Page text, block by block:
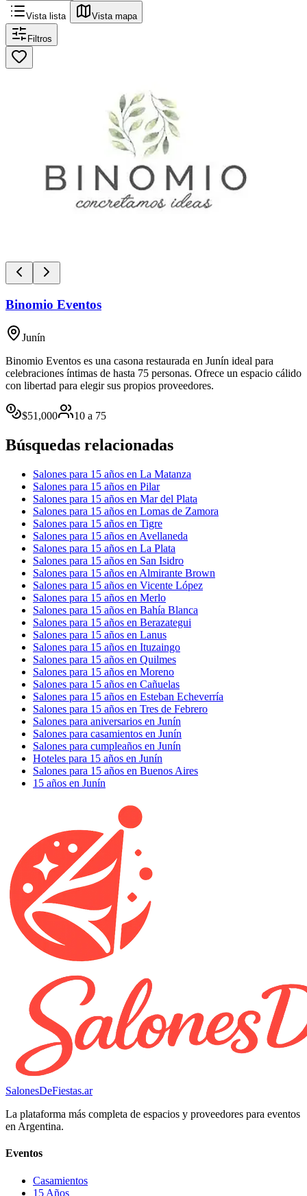
Vista lista Vista mapa
Filtros
Binomio Eventos
Junín
Binomio Eventos es una casona restaurada en Junín ideal para
celebraciones íntimas de hasta 75 personas. Ofrece un espacio cálido
con libertad para elegir sus propios proveedores.
$51,000 10 a 75
Búsquedas relacionadas
Salones para 15 años en La Matanza
Salones para 15 años en Pilar
Salones para 15 años en Mar del Plata
Salones para 15 años en Lomas de Zamora
Salones para 15 años en Tigre
Salones para 15 años en Avellaneda
Salones para 15 años en La Plata
Salones para 15 años en San Isidro
Salones para 15 años en Almirante Brown
Salones para 15 años en Vicente López
Salones para 15 años en Merlo
Salones para 15 años en Bahía Blanca
Salones para 15 años en Berazategui
Salones para 15 años en Lanus
Salones para 15 años en Ituzaingo
Salones para 15 años en Quilmes
Salones para 15 años en Moreno
Salones para 15 años en Cañuelas
Salones para 15 años en Esteban Echeverría
Salones para 15 años en Tres de Febrero
Salones para aniversarios en Junín
Salones para casamientos en Junín
Salones para cumpleaños en Junín
Hoteles para 15 años en Junín
Salones para 15 años en Buenos Aires
15 años en Junín
SalonesDeFiestas.ar
La plataforma más completa de espacios y proveedores para eventos
en Argentina.
Eventos
Casamientos
15 Años